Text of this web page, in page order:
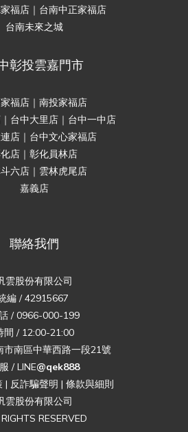
福店｜台南中正家福店
台南未來之城
彰投雲嘉門市
福店｜南投家福店
台中大里店｜台中一中店
店｜台中文心家福店
店｜彰化員林店
六店｜雲林虎尾店
嘉義店
聯絡我們
雲股份有限公司
編 / 42915667
/ 0966-000-199
間 / 12:00-21:00
市南區中華西路一段21號
/ LINE@qek888
| 反詐騙聲明 | 條款與細則
雲股份有限公司
RESERVED